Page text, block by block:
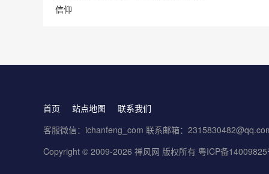
信仰
首页 站点地图
联系我们
客服微信：ichanfeng_com 联系邮箱：
Copyright © 2009-2026 禅风网 版权所有 粤ICP备